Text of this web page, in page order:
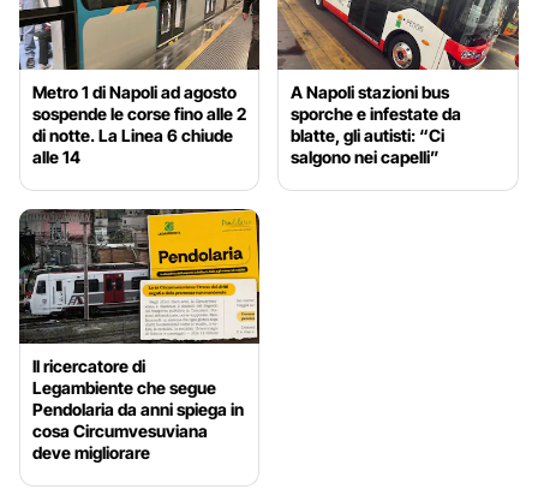
Metro 1 di Napoli ad agosto
sospende le corse fino alle 2
di notte. La Linea 6 chiude
alle 14
A Napoli stazioni bus
sporche e infestate da
blatte, gli autisti: “Ci
salgono nei capelli”
Il ricercatore di
Legambiente che segue
Pendolaria da anni spiega in
cosa Circumvesuviana
deve migliorare